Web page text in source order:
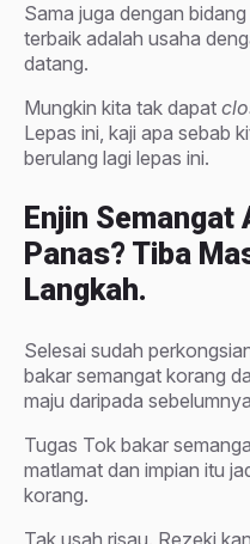
Sama juga dengan
terbaik adalah usaha
datang.
Mungkin kita tak dapat
Lepas ini, kaji apa sebab
berulang lagi lepas ini.
Enjin Semangat
Panas? Tiba
Langkah.
Selesai sudah
bakar semangat korang
maju daripada
Tugas Tok bakar
matlamat dan impian itu
korang.
Tak usah risau. Rezeki